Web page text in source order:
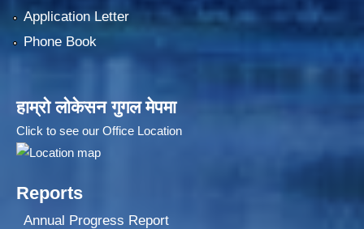
Application Letter
Phone Book
हाम्रो लोकेसन गुगल मेपमा
Click to see our Office Location
Reports
Annual Progress Report